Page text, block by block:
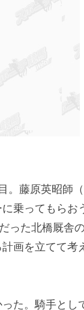
藤原英昭師
乗ってもら
った北橋厩舎
画を立てて
。騎手とし